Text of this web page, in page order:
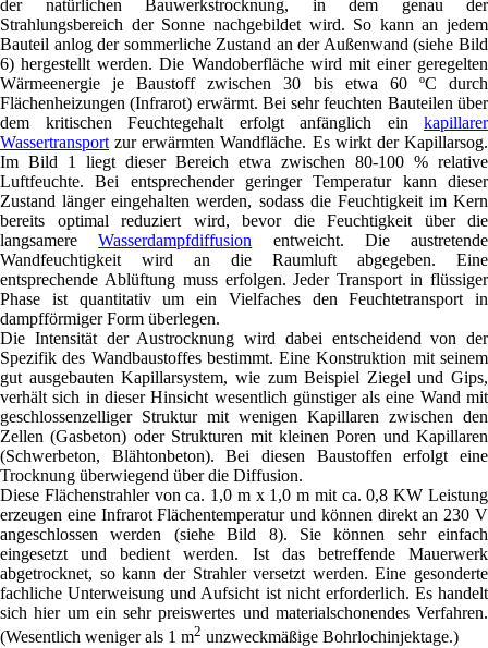
der natürlichen Bauwerkstrocknung, in dem genau der
Strahlungsbereich der Sonne nachgebildet wird. So kann an jedem
Bauteil anlog der sommerliche Zustand an der Außenwand (siehe Bild
6) hergestellt werden. Die Wandoberfläche wird mit einer geregelten
Wärmeenergie je Baustoff zwischen 30 bis etwa 60 ºC durch
Flächenheizungen (Infrarot) erwärmt. Bei sehr feuchten Bauteilen über
dem kritischen Feuchtegehalt erfolgt anfänglich ein kapillarer
Wassertransport zur erwärmten Wandfläche. Es wirkt der Kapillarsog.
Im Bild 1 liegt dieser Bereich etwa zwischen 80-100 % relative
Luftfeuchte. Bei entsprechender geringer Temperatur kann dieser
Zustand länger eingehalten werden, sodass die Feuchtigkeit im Kern
bereits optimal reduziert wird, bevor die Feuchtigkeit über die
langsamereWasserdampfdiffusion entweicht. Die austretende
Wandfeuchtigkeit wird an die Raumluft abgegeben. Eine
entsprechende Ablüftung muss erfolgen. Jeder Transport in flüssiger
Phase ist quantitativ um ein Vielfaches den Feuchtetransport in
dampfförmiger Form überlegen.
Die Intensität der Austrocknung wird dabei entscheidend von der
Spezifik des Wandbaustoffes bestimmt. Eine Konstruktion mit seinem
gut ausgebauten Kapillarsystem, wie zum Beispiel Ziegel und Gips,
verhält sich in dieser Hinsicht wesentlich günstiger als eine Wand mit
geschlossenzelliger Struktur mit wenigen Kapillaren zwischen den
Zellen (Gasbeton) oder Strukturen mit kleinen Poren und Kapillaren
(Schwerbeton, Blähtonbeton). Bei diesen Baustoffen erfolgt eine
Trocknung überwiegend über die Diffusion.
Diese Flächenstrahler von ca. 1,0 m x 1,0 m mit ca. 0,8 KW Leistung
erzeugen eine Infrarot Flächentemperatur und können direkt an 230 V
angeschlossen werden (siehe Bild 8). Sie können sehr einfach
eingesetzt und bedient werden. Ist das betreffende Mauerwerk
abgetrocknet, so kann der Strahler versetzt werden. Eine gesonderte
fachliche Unterweisung und Aufsicht ist nicht erforderlich. Es handelt
sich hier um ein sehr preiswertes und materialschonendes Verfahren.
(Wesentlich weniger als 1 m2 unzweckmäßige Bohrlochinjektage.)